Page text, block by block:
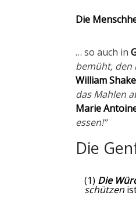
Die
… so auch in
bemüht, den
William
das Mahlen
Marie
essen!”
Die
(1) Die
schützen